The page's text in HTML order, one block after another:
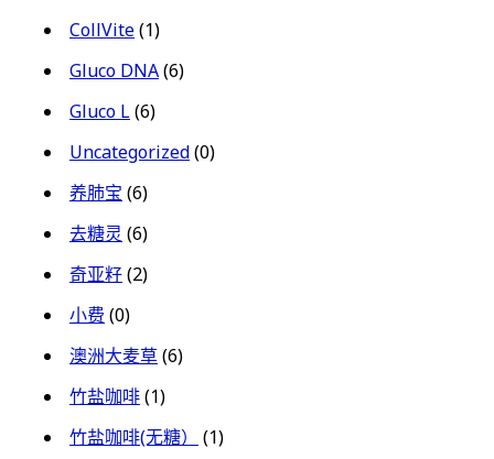
CollVite(1)
Gluco DNA(6)
Gluco L(6)
Uncategorized(0)
养肺宝 (6)
去糖灵(6)
奇亚籽(2)
小费 (0)
澳洲大麦草(6)
竹盐咖啡(1)
竹盐咖啡(无糖）
(1)